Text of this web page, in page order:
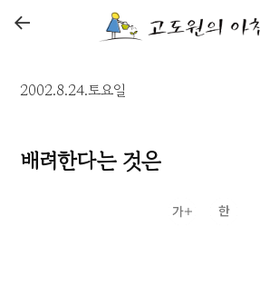
←
2002.8.24.토요일
배려한다는 것은